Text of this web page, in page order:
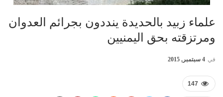
علماء زبيد بالحديدة ينددون بجرائم العدوان
ومرتزقته بحق اليمنيين
في 4 سبتمبر, 2015
147